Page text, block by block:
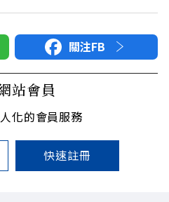
關注FB
站會員
化的會員服務
快速註冊